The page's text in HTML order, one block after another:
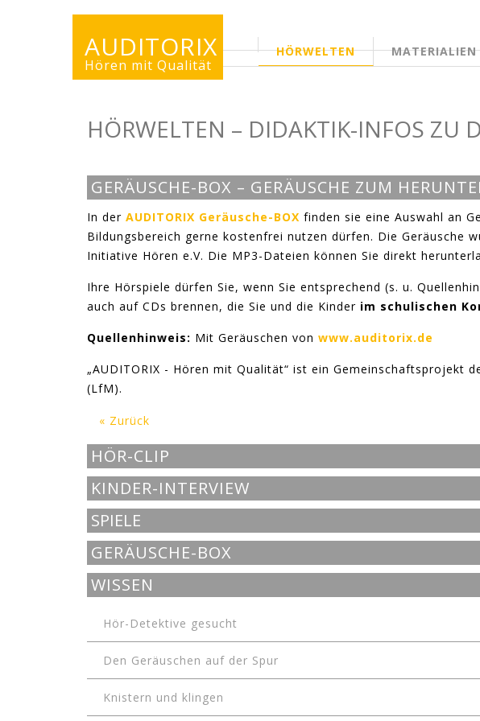
AUDITORIX
Hören mit Qualität ERWACHSENENSEITE
HÖRWELTEN MATERIALIEN
HÖRWELTEN – DIDAKTIK-INFOS ZU
GERÄUSCHE-BOX – GERÄUSCHE ZUM
In der AUDITORIX Geräusche-BOX finden sie eine Auswahl an
Bildungsbereich gerne kostenfrei nutzen dürfen. Die Geräusche
Initiative Hören e.V. Die MP3-Dateien können Sie direkt
Ihre Hörspiele dürfen Sie, wenn Sie entsprechend (s. u.
auch auf CDs brennen, die Sie und die Kinder im schulischen
Quellenhinweis: Mit Geräuschen von www.auditorix.de
„AUDITORIX - Hören mit Qualität“ ist ein Gemeinschaftsprojekt
(LfM).
« Zurück
HÖR-CLIP
KINDER-INTERVIEW
SPIELE
GERÄUSCHE-BOX
WISSEN
Hör-Detektive gesucht
Den Geräuschen auf der Spur
Knistern und klingen